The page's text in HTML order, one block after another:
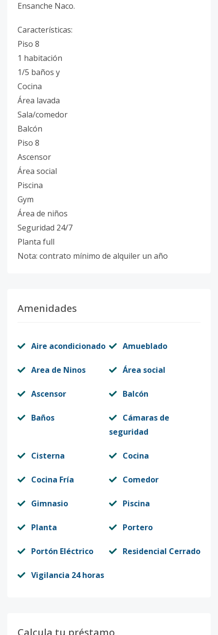
Ensanche Naco.
Características:
Piso 8
1 habitación
1/5 baños y
Cocina
Área lavada
Sala/comedor
Balcón
Piso 8
Ascensor
Área social
Piscina
Gym
Área de niños
Seguridad 24/7
Planta full
Nota: contrato mínimo de alquiler un año
Amenidades
Aire acondicionado Amueblado
Area de Ninos Área social
Ascensor Balcón
Baños
Cámaras de
seguridad
Cisterna Cocina
Cocina Fría Comedor
Gimnasio Piscina
Planta Portero
Portón Eléctrico Residencial Cerrado
Vigilancia 24 horas
Calcula tu préstamo